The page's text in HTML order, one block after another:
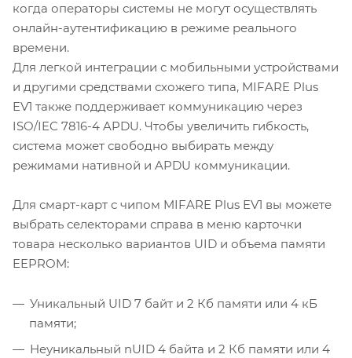
когда операторы системы не могут осуществлять
онлайн-аутентификацию в режиме реального
времени.
Для легкой интеграции с мобильными устройствами
и другими средствами схожего типа, MIFARE Plus
EV1 также поддерживает коммуникацию через
ISO/IEC 7816-4 APDU. Чтобы увеличить гибкость,
система может свободно выбирать между
режимами нативной и APDU коммуникации.
Для смарт-карт с чипом MIFARE Plus EV1 вы можете
выбрать селекторами справа в меню карточки
товара несколько вариантов UID и объема памяти
EEPROM:
Уникальный UID 7 байт и 2 Кб памяти или 4 кБ
памяти;
Неуникальный nUID 4 байта и 2 Кб памяти или 4